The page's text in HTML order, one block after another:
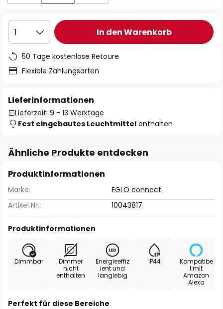
1 In den Warenkorb
50 Tage kostenlose Retoure
Flexible Zahlungsarten
Lieferinformationen
Lieferzeit: 9 - 13 Werktage
Fest eingebautes Leuchtmittel enthalten
Ähnliche Produkte entdecken
Produktinformationen
Marke:
EGLO connect
Artikel Nr.:
10043817
Produktinformationen
Dimmbar
Dimmer
nicht
enthalten
Energieeffiz
ient und
langlebig
IP44
Kompatibe
l mit
Amazon
Alexa
Perfekt für diese Bereiche